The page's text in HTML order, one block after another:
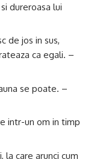
dureroasa lui
de jos in sus,
ca egali. –
se poate. –
intr-un om in timp
la care arunci cum